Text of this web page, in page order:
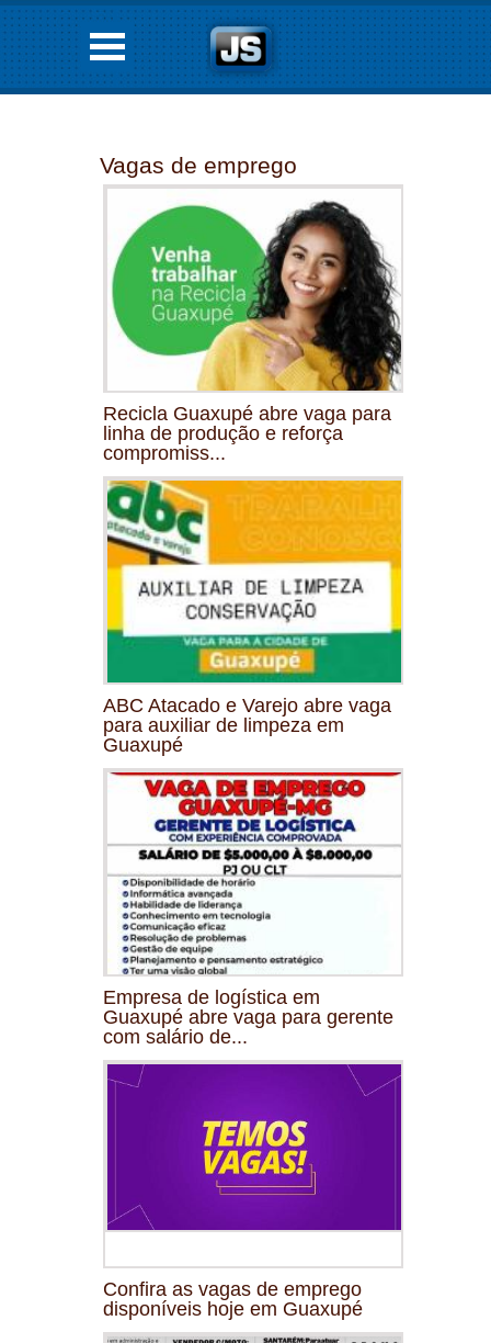
Vagas de emprego
Recicla Guaxupé abre vaga para
linha de produção e reforça
compromiss...
ABC Atacado e Varejo abre vaga
para auxiliar de limpeza em
Guaxupé
Empresa de logística em
Guaxupé abre vaga para gerente
com salário de...
Confira as vagas de emprego
disponíveis hoje em Guaxupé